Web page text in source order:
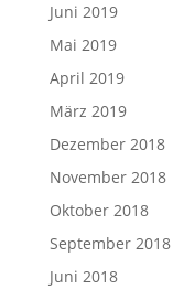
Juni 2019
Mai 2019
April 2019
März 2019
Dezember 2018
November 2018
Oktober 2018
September 2018
Juni 2018